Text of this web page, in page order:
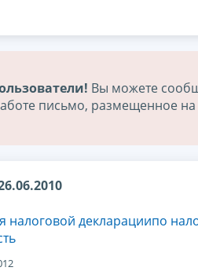
Вы можете
письмо, размещенное на
налоговой декларациипо